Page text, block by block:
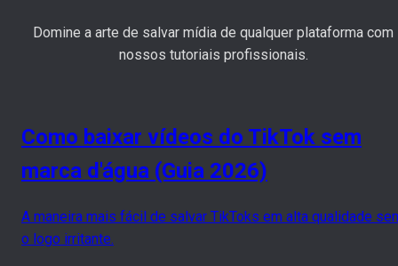
Domine a arte de salvar mídia de qualquer plataforma com
nossos tutoriais profissionais.
Como baixar vídeos do TikTok sem
marca d'água (Guia 2026)
A maneira mais fácil de salvar TikToks em alta qualidade
o logo irritante.